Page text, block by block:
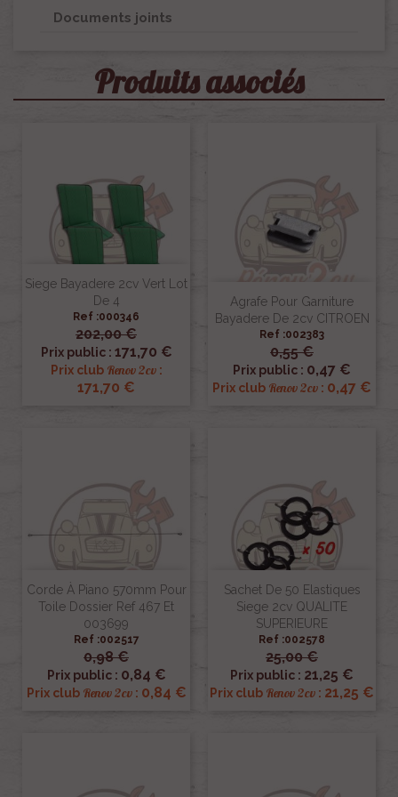
Documents joints
Produits associés
Siege Bayadere 2cv Vert Lot
De 4
Ref :000346
202,00 €
Prix public : 171,70 €
Prix club Renov 2cv:
171,70 €
Agrafe Pour Garniture
Bayadere De 2cv CITROEN
Ref :002383
0,55 €
Prix public : 0,47 €
Prix club Renov 2cv : 0,47 €
Corde À Piano 570mm Pour
Toile Dossier Ref 467 Et
003699
Ref :002517
0,98 €
Prix public : 0,84 €
Prix club Renov 2cv: 0,84 €
Sachet De 50 Elastiques
Siege 2cv QUALITE
SUPERIEURE
Ref :002578
25,00 €
Prix public : 21,25 €
Prix club Renov 2cv : 21,25 €